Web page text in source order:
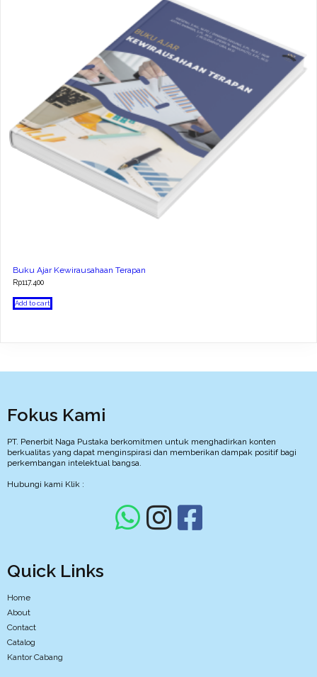
Buku Ajar Kewirausahaan Terapan
Rp117.400
Add to cart
Fokus Kami
PT. Penerbit Naga Pustaka berkomitmen untuk menghadirkan konten
berkualitas yang dapat menginspirasi dan memberikan dampak positif bagi
perkembangan intelektual bangsa.
Hubungi kami Klik :
Quick Links
Home
About
Contact
Catalog
Kantor Cabang